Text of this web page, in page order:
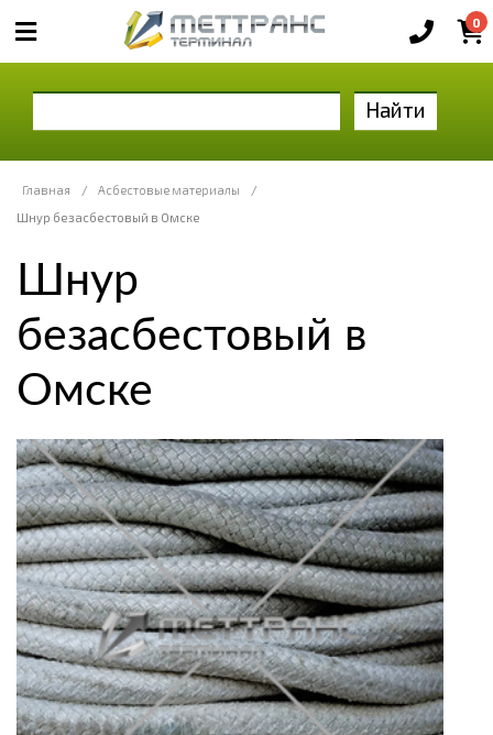
0
Найти
Главная / Асбестовые материалы
/
Шнур безасбестовый в Омске
Шнур
безасбестовый в
Омске